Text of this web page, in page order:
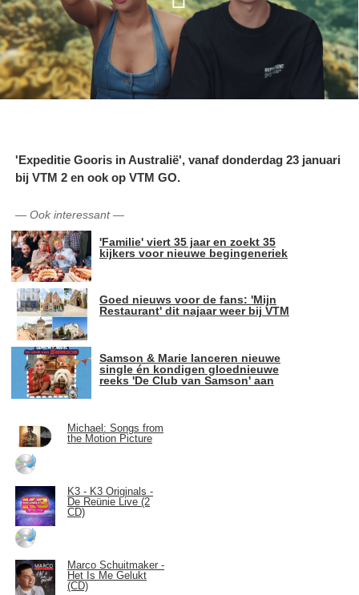
'Expeditie Gooris in Australië', vanaf donderdag 23 januari
bij VTM 2 en ook op VTM GO.
— Ook interessant—
'Familie' viert 35 jaar en zoekt 35
kijkers voor nieuwe begingeneriek
Goed nieuws voor de fans: 'Mijn
Restaurant' dit najaar weer bij VTM
Samson & Marie lanceren nieuwe
single én kondigen gloednieuwe
reeks 'De Club van Samson' aan
Michael: Songs from
the Motion Picture
K3 - K3 Originals -
De Reünie Live (2
CD)
Marco Schuitmaker -
Het Is Me Gelukt
(CD)